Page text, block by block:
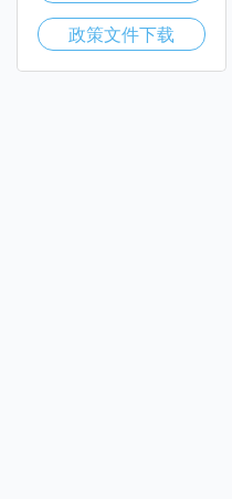
政策文件下载